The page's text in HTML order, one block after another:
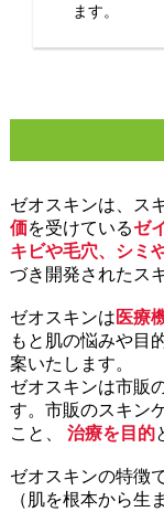
ます。
ゼオスキンは、ス
価を受けているゼ
キビや毛穴、シミ
づき開発されたス
ゼオスキンは 医療
もと肌の悩みや目
案いたします。
ゼオスキンは市販
す。市販のスキン
こと、 治療を目的
ゼオスキンの特徴
（肌を根本から生